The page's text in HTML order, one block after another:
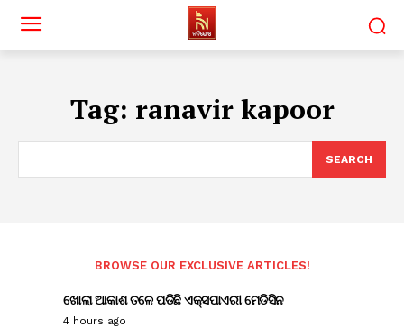
Tag: ranavir kapoor
SEARCH
BROWSE OUR EXCLUSIVE ARTICLES!
ଖୋଲା ଆକାଶ ତଳେ ପଡିଛି ଏକ୍ସପାଏରୀ ମେଡିସିନ
4 hours ago